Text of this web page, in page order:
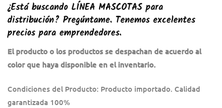
¿Está buscando LÍNEA MASCOTAS para
distribución? Pregúntame. Tenemos excelentes
precios para emprendedores.
El producto o los productos se despachan de acuerdo al
color que haya disponible en el inventario.
Condiciones del Producto: Producto importado. Calidad
garantizada 100%